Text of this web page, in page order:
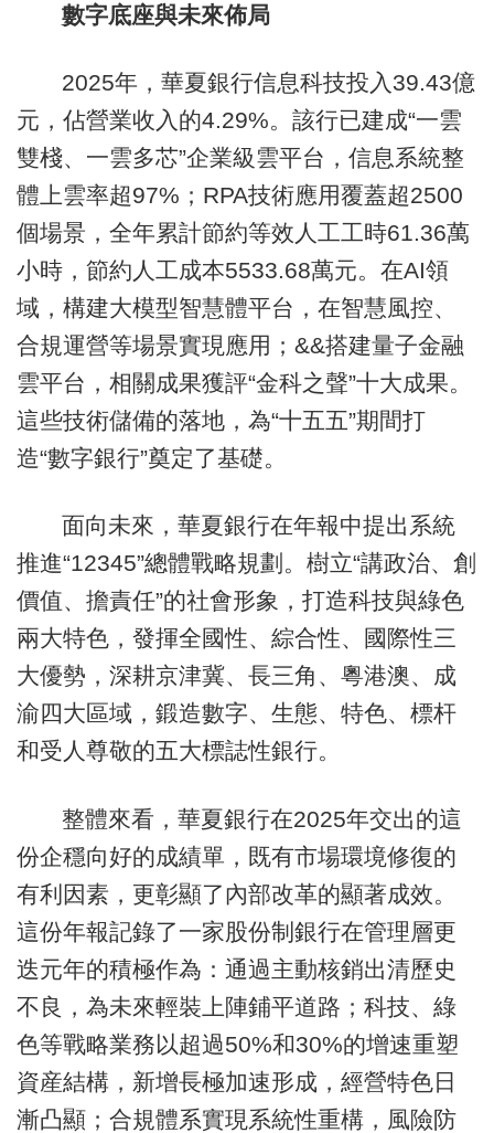
數字底座與未來佈局
2025年，華夏銀行信息科技投入39.43億
元，佔營業收入的4.29%。該行已建成“一雲
雙棧、一雲多芯”企業級雲平台，信息系統整
體上雲率超97%；RPA技術應用覆蓋超2500
個場景，全年累計節約等效人工工時61.36萬
小時，節約人工成本5533.68萬元。在AI領
域，構建大模型智慧體平台，在智慧風控、
合規運營等場景實現應用；&&搭建量子金融
雲平台，相關成果獲評“金科之聲”十大成果。
這些技術儲備的落地，為“十五五”期間打
造“數字銀行”奠定了基礎。
面向未來，華夏銀行在年報中提出系統
推進“12345”總體戰略規劃。樹立“講政治、創
價值、擔責任”的社會形象，打造科技與綠色
兩大特色，發揮全國性、綜合性、國際性三
大優勢，深耕京津冀、長三角、粵港澳、成
渝四大區域，鍛造數字、生態、特色、標杆
和受人尊敬的五大標誌性銀行。
整體來看，華夏銀行在2025年交出的這
份企穩向好的成績單，既有市場環境修復的
有利因素，更彰顯了內部改革的顯著成效。
這份年報記錄了一家股份制銀行在管理層更
迭元年的積極作為：通過主動核銷出清歷史
不良，為未來輕裝上陣鋪平道路；科技、綠
色等戰略業務以超過50%和30%的增速重塑
資産結構，新增長極加速形成，經營特色日
漸凸顯；合規體系實現系統性重構，風險防